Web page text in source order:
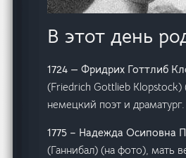
В этот день
1724 — Фридрих Готтлиб
(Friedrich Gottlieb Klopstock)
немецкий поэт и драматург.
1775 – Надежда Осиповна
(Ганнибал) (на фото), мать